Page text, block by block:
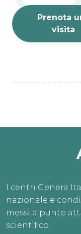
Prenota
visita
I centri Genera
nazionale e
messi a punto
scientifico.